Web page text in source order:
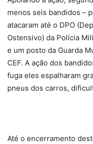
menos seis bandidos –
atacaram até o DPO
Ostensivo) da Polícia
e um posto da Guarda
CEF. A ação dos
fuga eles espalharam
pneus dos carros,
Até o encerramento